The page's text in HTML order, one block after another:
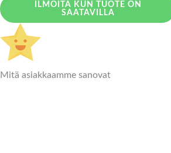
ILMOITA KUN TUOTE ON
SAATAVILLA
Mitä asiakkaamme sanovat